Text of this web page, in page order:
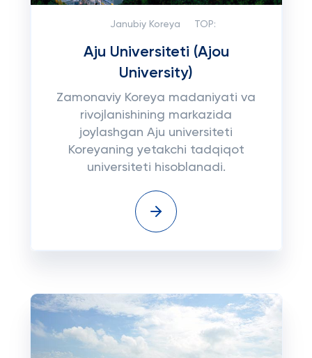
Janubiy Koreya TOP:
Aju Universiteti (Ajou
University)
Zamonaviy Koreya madaniyati va
rivojlanishining markazida
joylashgan Aju universiteti
Koreyaning yetakchi tadqiqot
universiteti hisoblanadi.